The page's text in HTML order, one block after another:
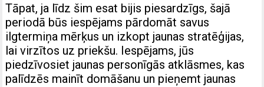
Tāpat, ja līdz šim esat bijis piesardzīgs, šajā
periodā būs iespējams pārdomāt savus
ilgtermiņa mērķus un izkopt jaunas stratēģijas,
lai virzītos uz priekšu. Iespējams, jūs
piedzīvosiet jaunas personīgās atklāsmes, kas
palīdzēs mainīt domāšanu un pieņemt jaunas